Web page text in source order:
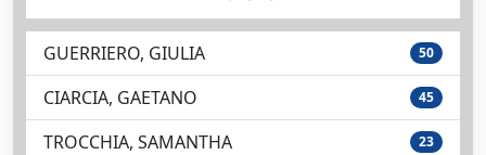
GUERRIERO, GIULIA 50
CIARCIA, GAETANO 45
TROCCHIA, SAMANTHA 23